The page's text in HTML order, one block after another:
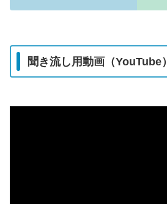
聞き流し用動画（YouTube）